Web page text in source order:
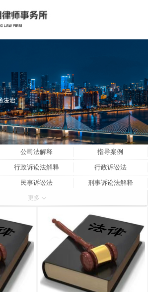
公司法解释 指导案例
行政诉讼法解释 行政诉讼法
民事诉讼法 刑事诉讼法解释
刑法
劳动争议解释一
更多